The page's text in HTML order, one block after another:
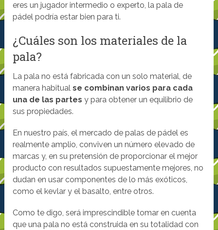
eres un jugador intermedio o experto, la pala de
pádel podría estar bien para ti.
¿Cuáles son los materiales de la
pala?
La pala no está fabricada con un solo material, de
manera habitualse combinan varios para cada
una de las partes y para obtener un equilibrio de
sus propiedades.
En nuestro país, el mercado de palas de pádel es
realmente amplio, conviven un número elevado de
marcas y, en su pretensión de proporcionar el mejor
producto con resultados supuestamente mejores, no
dudan en usar componentes de lo más exóticos,
como el kevlar y el basalto, entre otros.
Como te digo, será imprescindible tomar en cuenta
que una pala no está construida en su totalidad con